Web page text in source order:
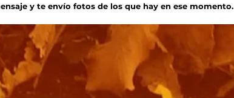
y te envío fotos de los que hay en ese momento.